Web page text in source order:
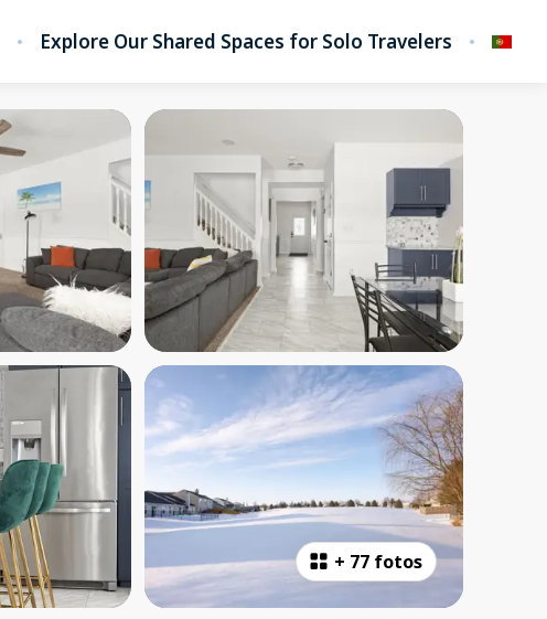
Explore Our Shared Spaces for Solo Travelers
+ 77 fotos